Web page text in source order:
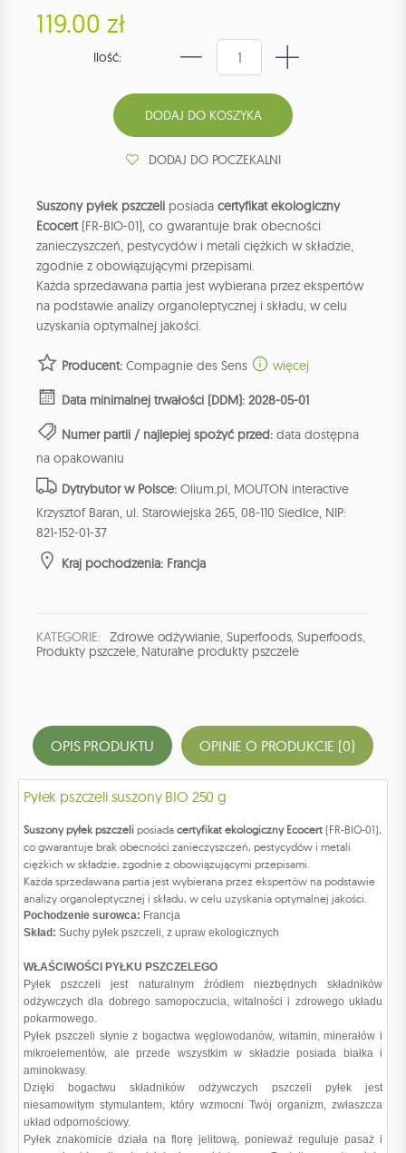
119.00 zł
Ilość:
DODAJ DO POCZEKALNI
Suszony pyłek pszczeli posiada certyfikat ekologiczny
Ecocert(FR-BIO-01), co gwarantuje brak obecności
zanieczyszczeń, pestycydów i metali ciężkich w składzie,
zgodnie z obowiązującymi przepisami.
Każda sprzedawana partia jest wybierana przez ekspertów
na podstawie analizy organoleptycznej i składu, w celu
uzyskania optymalnej jakości.
Producent: Compagnie des Sens więcej
Data minimalnej trwałości (DDM): 2028-05-01
Numer partii / najlepiej spożyć przed: data dostępna
na opakowaniu
Dytrybutor w Polsce: Olium.pl, MOUTON interactive
Krzysztof Baran, ul. Starowiejska 265, 08-110 Siedlce, NIP:
821-152-01-37
Kraj pochodzenia: Francja
KATEGORIE: Zdrowe odżywianie, Superfoods,Superfoods,
Produkty pszczele, Naturalne produkty pszczele
OPIS PRODUKTU OPINIE O PRODUKCIE (0)
Pyłek pszczeli suszony BIO 250 g
Suszony pyłek pszczeli posiada certyfikat ekologiczny Ecocert (FR-BIO-01),
co gwarantuje brak obecności zanieczyszczeń, pestycydów i metali
ciężkich w składzie, zgodnie z obowiązującymi przepisami.
Każda sprzedawana partia jest wybierana przez ekspertów na podstawie
analizy organoleptycznej i składu, w celu uzyskania optymalnej jakości.
Pochodzenie surowca: Francja
Skład: Suchy pyłek pszczeli, z upraw ekologicznych
WŁAŚCIWOŚCI PYŁKU PSZCZELEGO
Pyłek pszczeli jest naturalnym źródłem niezbędnych składników
odżywczych dla dobrego samopoczucia, witalności i zdrowego układu
pokarmowego.
Pyłek pszczeli słynie z bogactwa węglowodanów, witamin, minerałów i
mikroelementów, ale przede wszystkim w składzie posiada białka i
aminokwasy.
Dzięki bogactwu składników odżywczych pszczeli pyłek jest
niesamowitym stymulantem, który wzmocni Twój organizm, zwłaszcza
układ odpornościowy.
Pyłek znakomicie działa na florę jelitową, ponieważ reguluje pasaż i